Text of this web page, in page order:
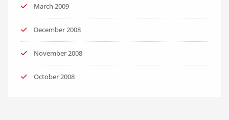
March 2009
December 2008
November 2008
October 2008